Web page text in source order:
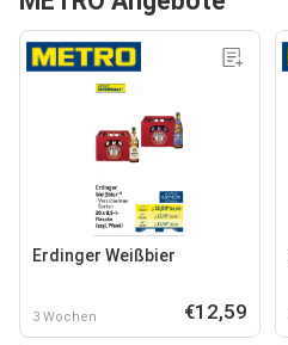
Erdinger Weißbier
3 Wochen €12,59